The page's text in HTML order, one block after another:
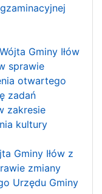
Gminy Iłów
sprawie
otwartego
zadań
zakresie
kultury
Gminy Iłów z
zmiany
Urzędu Gminy